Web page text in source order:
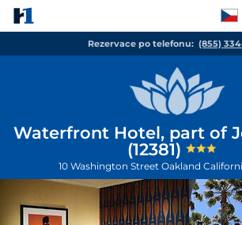
Rezervace po telefonu: (855)
Waterfront Hotel, part of
(12381)
10 Washington Street Oakland